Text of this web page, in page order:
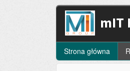
mIT
Strona główna